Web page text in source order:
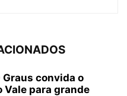
Graus convida o
Vale para grande